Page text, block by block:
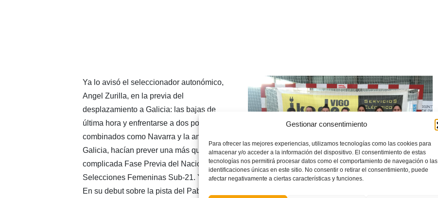
Gestionar consentimiento
Para ofrecer las mejores experiencias, utilizamos tecnologías como las cookies para
almacenar y/o acceder a la información del dispositivo. El consentimiento de estas
tecnologías nos permitirá procesar datos como el comportamiento de navegación o las
identificaciones únicas en este sitio. No consentir o retirar el consentimiento, puede
afectar negativamente a ciertas características y funciones.
Ya lo avisó el seleccionador autonómico,
Angel Zurilla, en la previa del
desplazamiento a Galicia: las bajas de
última hora y enfrentarse a dos potentes
combinados como Navarra y la anfitriona,
Galicia, hacían prever una más que
complicada Fase Previa del Nacional de
Selecciones Femeninas Sub-21. Y así fue.
En su debut sobre la pista del Pabellón ‘A